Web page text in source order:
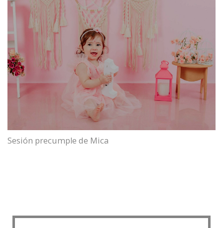
Sesión precumple de Mica